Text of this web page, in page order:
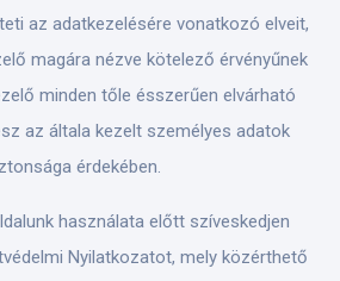
az adatkezelésére vonatkozó elveit,
magára nézve kötelező érvényűnek
minden tőle ésszerűen elvárható
az általa kezelt személyes adatok
érdekében.
használata előtt szíveskedjen
Nyilatkozatot, mely közérthető